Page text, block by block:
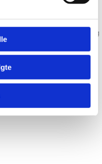
browser til næste gang jeg